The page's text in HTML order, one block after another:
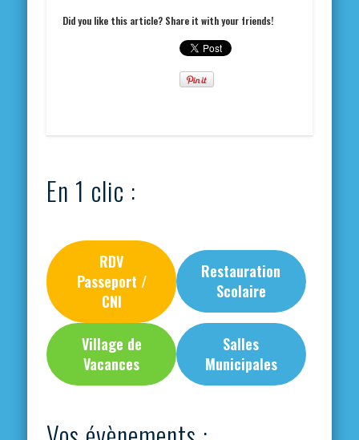
Did you like this article? Share it with your friends!
En 1 clic :
RDV
Passeport /
CNI
Restauration
Scolaire
Village de
Vacances
Salles
Municipales